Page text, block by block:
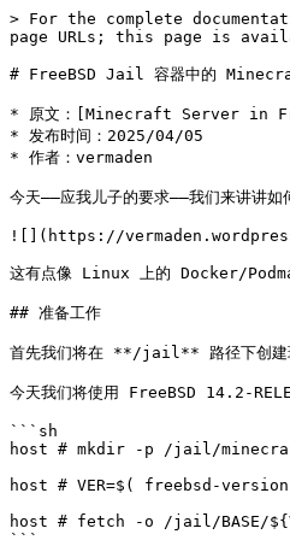
> For the complete documentation index, see [llms.txt](https://book.bsdcn.org/llms.txt). Markdown versions of documentation pages are available by appending `.md` to page URLs; this page is available as [Markdown](https://book.bsdcn.org/wenzhang/2025-nian/minecraft-server-freebsd-jails-container.md).

# FreeBSD Jail 容器中的 Minecraft 服务器

* 原文：[Minecraft Server in FreeBSD Jails Container](https://vermaden.wordpress.com/2025/04/05/minecraft-server-freebsd-jails-container/)
* 发布时间：2025/04/05
* 作者：𝚟𝚎𝚛𝚖𝚊𝚍𝚎𝚗

今天——应我儿子的要求——我们来讲讲如何在 FreeBSD Jail 容器中运行 Minecraft 服务器。

![](https://vermaden.wordpress.com/wp-content/uploads/2025/04/minecraft-logo.png)

这有点像 Linux 上的 Docker/Podman，但安全性更高。

## 准备工作

首先我们将在 **/jail** 路径下创建环境，并获取所需的 FreeBSD **基本系统** 版本。

今天我们将使用 FreeBSD 14.2-RELEASE 版本。

```sh
host # mkdir -p /jail/minecraft /jail/BASE

host # VER=$( freebsd-version | awk -F '-' '{print $1 "-" $2}' )

host # fetch -o /jail/BASE/${VER}-base.txz https://download.freebsd.org/releases/amd64/14.2-RELEASE/base.txz
```

接下来我们将创建专用的 Minecraft FreeBSD Jail，并为其填充独立的 **基本系统** 内容。

我们还会复制 **/var/run/dmesg.boot**，因为 Minecraft 服务器需要使用它。

```sh
host # tar -C /jail/minecraft --unlink -xvf /jail/BASE/14.2-RELEASE-base.txz

host # cp /var/run/dmesg.boot /jail/minecraft/var/run/
```

## 创建

现在我们将设置基础 FreeBSD Jail 配置。

这些配置将作为所有其他 Jail 的默认值，除非我们重新定义它们。

```ini
host # cat /etc/jail.conf
exec.start      = "/bin/sh /etc/rc";
exec.stop       = "/bin/sh /etc/rc.shutdown";
exec.consolelog = "/var/log/jail_console_${name}.log";
exec.clean;
mount.devfs;
```

现在配置我们的 Minecraft Jail。

我们将使用局域网接